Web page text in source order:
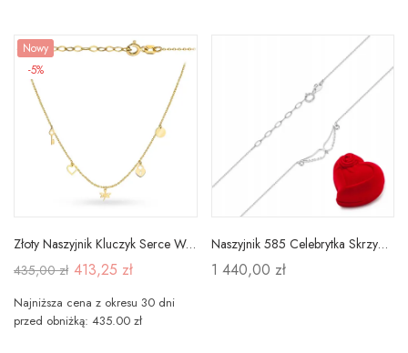
Nowy
-5%
Złoty Naszyjnik Kluczyk Serce Ważka Kłódka Kółko
435,00 zł 413,25 zł
Najniższa cena z okresu 30 dni
przed obniżką: 435.00 zł
Naszyjnik 585 Celebrytka Skrzydła Anioła Diament
1 440,00 zł